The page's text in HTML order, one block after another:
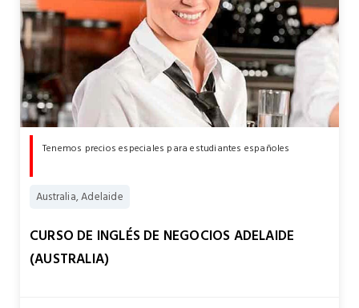
Tenemos precios especiales para estudiantes españoles
Australia, Adelaide
CURSO DE INGLÉS DE NEGOCIOS ADELAIDE
(AUSTRALIA)